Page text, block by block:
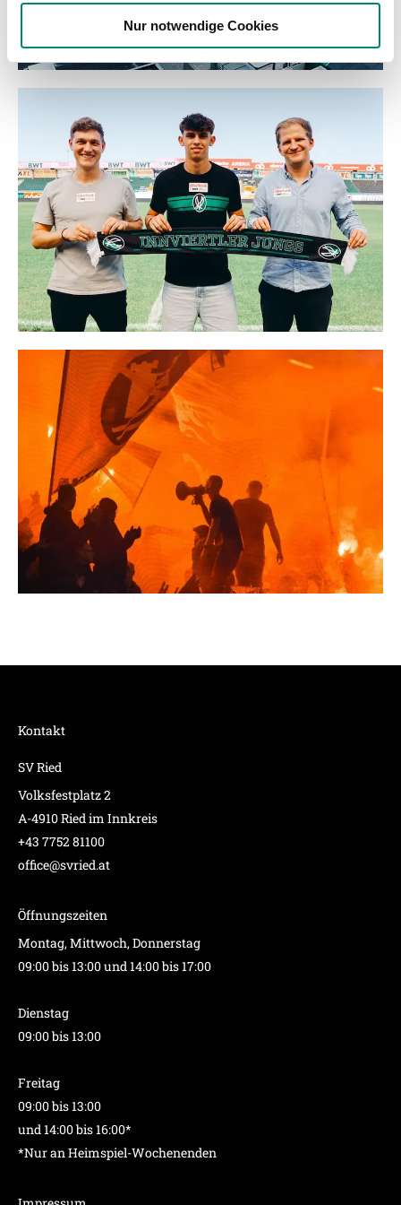
weiteren Daten zusammen, die Sie ihnen bereitgestellt
haben oder die sie im Rahmen Ihrer Nutzung der Dienste
gesammelt haben.
Weitere Details, insbesondere zu Speicherdauer und
Empfänger entnehmen Sie unserer
Datenschutzerklärung.
Nur notwendige Cookies
Kontakt
SV Ried
Volksfestplatz 2
A-4910 Ried im Innkreis
+43 7752 81100
office@svried.at
Öffnungszeiten
Montag, Mittwoch, Donnerstag
09:00 bis 13:00 und 14:00 bis 17:00
Dienstag
09:00 bis 13:00
Freitag
09:00 bis 13:00
und 14:00 bis 16:00*
*Nur an Heimspiel-Wochenenden